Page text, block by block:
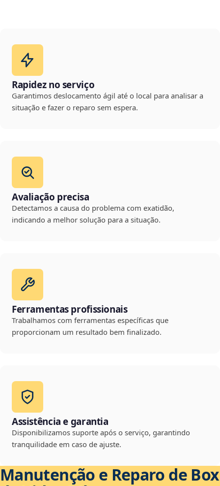
Rapidez no serviço
Garantimos deslocamento ágil até o local para analisar a
situação e fazer o reparo sem espera.
Avaliação precisa
Detectamos a causa do problema com exatidão,
indicando a melhor solução para a situação.
Ferramentas profissionais
Trabalhamos com ferramentas específicas que
proporcionam um resultado bem finalizado.
Assistência e garantia
Disponibilizamos suporte após o serviço, garantindo
tranquilidade em caso de ajuste.
Manutenção e Reparo de Box